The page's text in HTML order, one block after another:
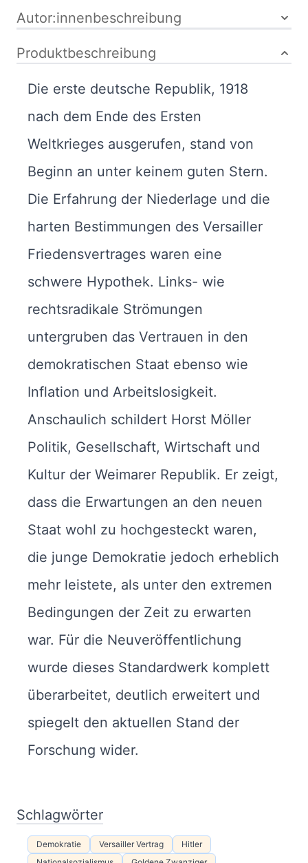
Autor:innenbeschreibung
Produktbeschreibung
Die erste deutsche Republik, 1918
nach dem Ende des Ersten
Weltkrieges ausgerufen, stand von
Beginn an unter keinem guten Stern.
Die Erfahrung der Niederlage und die
harten Bestimmungen des Versailler
Friedensvertrages waren eine
schwere Hypothek. Links- wie
rechtsradikale Strömungen
untergruben das Vertrauen in den
demokratischen Staat ebenso wie
Inflation und Arbeitslosigkeit.
Anschaulich schildert Horst Möller
Politik, Gesellschaft, Wirtschaft und
Kultur der Weimarer Republik. Er zeigt,
dass die Erwartungen an den neuen
Staat wohl zu hochgesteckt waren,
die junge Demokratie jedoch erheblich
mehr leistete, als unter den extremen
Bedingungen der Zeit zu erwarten
war. Für die Neuveröffentlichung
wurde dieses Standardwerk komplett
überarbeitet, deutlich erweitert und
spiegelt den aktuellen Stand der
Forschung wider.
Schlagwörter
Demokratie Versailler Vertrag
Hitler